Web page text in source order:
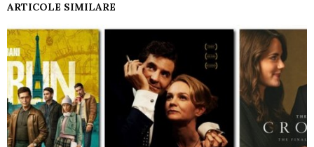
ARTICOLE SIMILARE